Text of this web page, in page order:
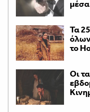
Τα
το
Οι